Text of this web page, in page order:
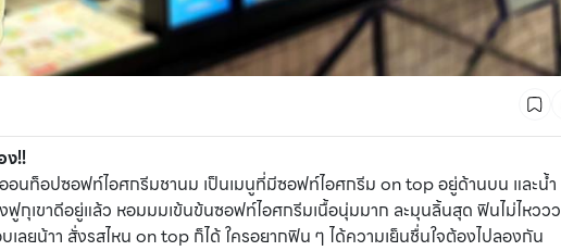
ง!!
นท็อปซอฟท์ไอศกรีมชานม เป็นเมนูที่มีซอฟท์ไอศกรีม on top อยู่ด้านบน และน้ำ
กุเขาดีอยู่แล้ว หอมมมเข้นข้นซอฟท์ไอศกรีมเนื้อนุ่มมาก ละมุนลิ้นสุด ฟินไม่ไหววว
เลยน้าา สั่งรสไหน on top ก็ได้ ใครอยากฟิน ๆ ได้ความเย็นชื่นใจต้องไปลองกัน